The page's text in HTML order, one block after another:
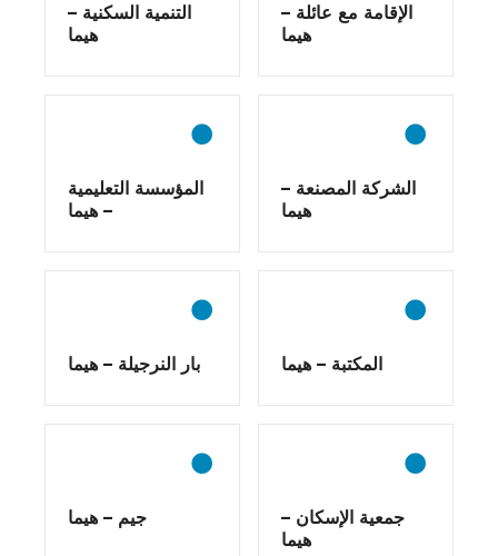
الإقامة مع عائلة –
هيما
التنمية السكنية –
هيما
الشركة المصنعة –
هيما
المؤسسة التعليمية
– هيما
المكتبة – هيما بار النرجيلة – هيما
جمعية الإسكان –
هيما
جيم – هيما